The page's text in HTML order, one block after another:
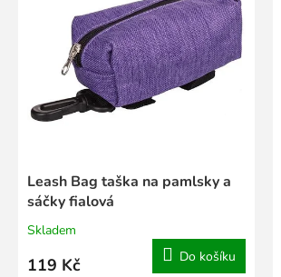
Leash Bag taška na pamlsky a
sáčky fialová
Skladem
119 Kč Do košíku